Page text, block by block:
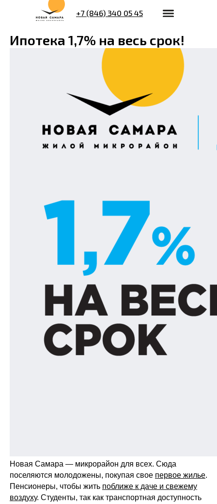
+7 (846) 340 05 45
Ипотека 1,7% на весь срок!
Новая Самара — микрорайон для всех. Сюда
поселяются молодожены, покупая свое первое жилье.
Пенсионеры, чтобы жить поближе к даче и свежему
воздуху. Студенты, так как транспортная доступность